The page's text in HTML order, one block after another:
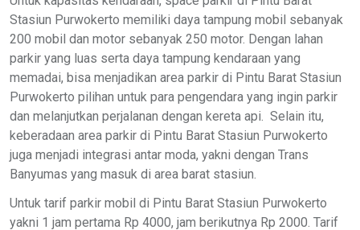
Stasiun Purwokerto memiliki daya tampung mobil sebanyak
200 mobil dan motor sebanyak 250 motor. Dengan lahan
parkir yang luas serta daya tampung kendaraan yang
memadai, bisa menjadikan area parkir di Pintu Barat Stasiun
Purwokerto pilihan untuk para pengendara yang ingin parkir
dan melanjutkan perjalanan dengan kereta api. Selain itu,
keberadaan area parkir di Pintu Barat Stasiun Purwokerto
juga menjadi integrasi antar moda, yakni dengan Trans
Banyumas yang masuk di area barat stasiun.
Untuk tarif parkir mobil di Pintu Barat Stasiun Purwokerto
yakni 1 jam pertama Rp 4000, jam berikutnya Rp 2000. Tarif